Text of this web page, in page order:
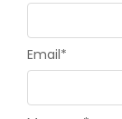
Email*